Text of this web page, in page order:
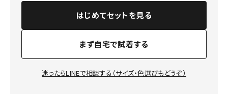
はじめてセットを見る
まず自宅で試着する
迷ったらLINEで相談する（サイズ・色選びもどうぞ）